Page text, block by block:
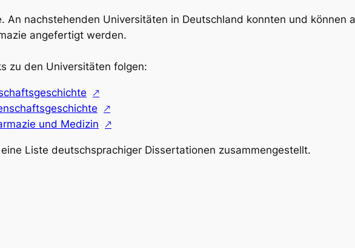
An nachstehenden Universitäten in Deutschland konnten und können
angefertigt werden.
zu den Universitäten folgen:
und Medizin
Liste deutschsprachiger Dissertationen zusammengestellt.